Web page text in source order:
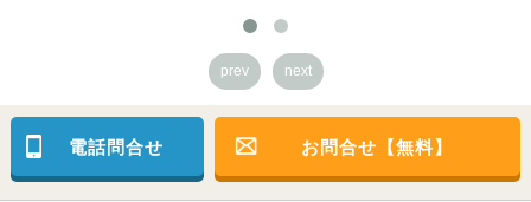
prev next
電話問合せ お問合せ【無料】